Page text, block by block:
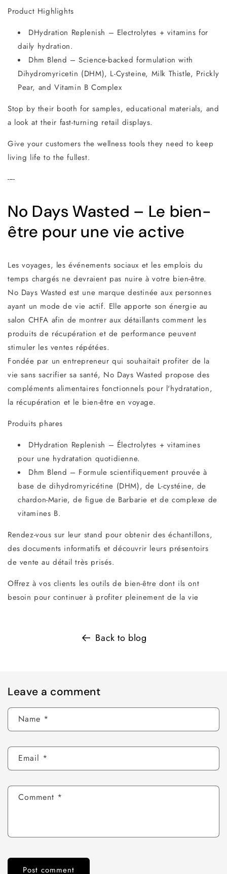
Product Highlights
DHydration Replenish – Electrolytes + vitamins for
daily hydration.
Dhm Blend – Science-backed formulation with
Dihydromyricetin (DHM), L-Cysteine, Milk Thistle, Prickly
Pear, and Vitamin B Complex
Stop by their booth for samples, educational materials, and
a look at their fast-turning retail displays.
Give your customers the wellness tools they need to keep
living life to the fullest.
----
No Days Wasted – Le bien-
être pour une vie active
Les voyages, les événements sociaux et les emplois du
temps chargés ne devraient pas nuire à votre bien-être.
No Days Wasted est une marque destinée aux personnes
ayant un mode de vie actif. Elle apporte son énergie au
salon CHFA afin de montrer aux détaillants comment les
produits de récupération et de performance peuvent
stimuler les ventes répétées.
Fondée par un entrepreneur qui souhaitait profiter de la
vie sans sacrifier sa santé, No Days Wasted propose des
compléments alimentaires fonctionnels pour l'hydratation,
la récupération et le bien-être en voyage.
Produits phares
DHydration Replenish – Électrolytes + vitamines
pour une hydratation quotidienne.
Dhm Blend – Formule scientifiquement prouvée à
base de dihydromyricétine (DHM), de L-cystéine, de
chardon-Marie, de figue de Barbarie et de complexe de
vitamines B.
Rendez-vous sur leur stand pour obtenir des échantillons,
des documents informatifs et découvrir leurs présentoirs
de vente au détail très prisés.
Offrez à vos clients les outils de bien-être dont ils ont
besoin pour continuer à profiter pleinement de la vie
Back to blog
Leave a comment
Name *
Email *
Comment *